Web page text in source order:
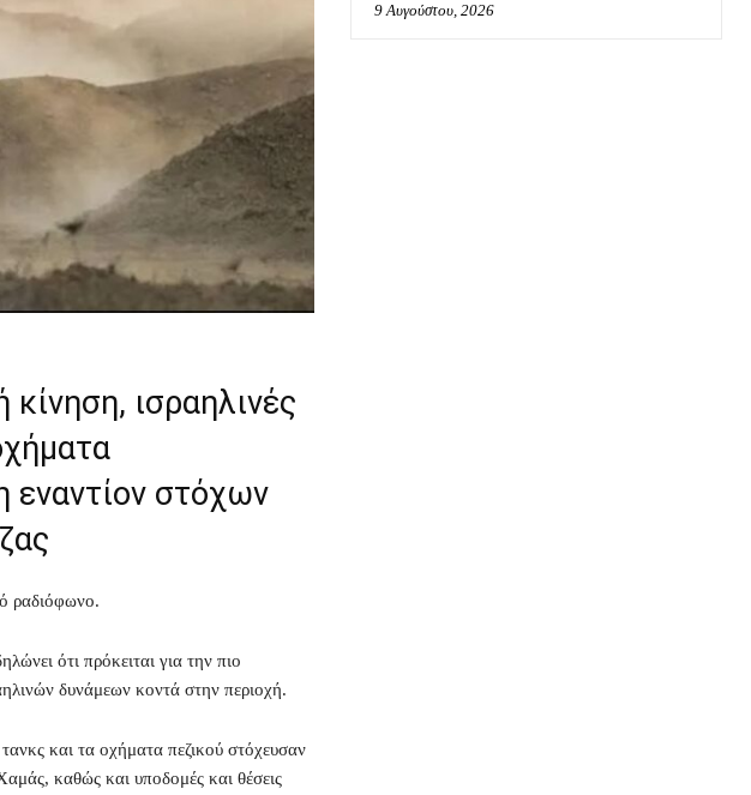
ισραηλινές
εναντίον στόχων
ραδιόφωνο.
ότι πρόκειται για την πιο
δυνάμεων κοντά στην περιοχή.
και τα οχήματα πεζικού στόχευσαν
καθώς και υποδομές και θέσεις
9 Αυγούστου, 2026